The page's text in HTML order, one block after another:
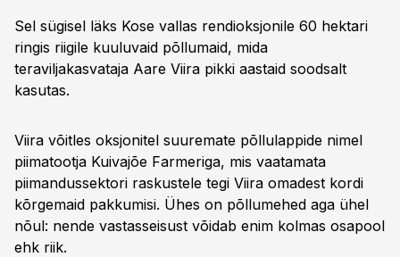
Sel sügisel läks Kose vallas rendioksjonile 60 hektari
ringis riigile kuuluvaid põllumaid, mida
teraviljakasvataja Aare Viira pikki aastaid soodsalt
kasutas.
Viira võitles oksjonitel suuremate põllulappide nimel
piimatootja Kuivajõe Farmeriga, mis vaatamata
piimandussektori raskustele tegi Viira omadest kordi
kõrgemaid pakkumisi. Ühes on põllumehed aga ühel
nõul: nende vastasseisust võidab enim kolmas osapool
ehk riik.